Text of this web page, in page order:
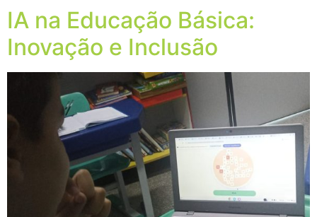
IA na Educação Básica:
Inovação e Inclusão